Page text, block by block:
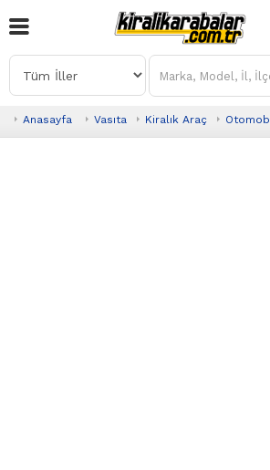
Anasayfa Vasıta Kiralık Araç